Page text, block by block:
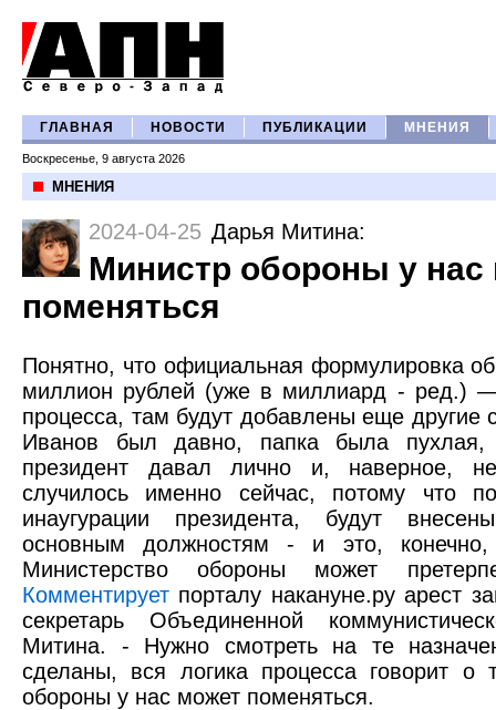
ГЛАВНАЯ НОВОСТИ ПУБЛИКАЦИИ МНЕНИЯ
Воскресенье, 9 августа 2026
МНЕНИЯ
2024-04-25 Дарья Митина:
Министр обороны у нас
поменяться
Понятно, что официальная формулировка
миллион рублей (уже в миллиард - ред.) —
процесса, там будут добавлены еще другие
Иванов был давно, папка была пухлая,
президент давал лично и, наверное,
случилось именно сейчас, потому что
инаугурации президента, будут
основным должностям - и это,
Министерство обороны может
Комментирует порталу накануне.ру арест
секретарь Объединенной
Митина. - Нужно смотреть на те
сделаны, вся логика процесса говорит о
обороны у нас может поменяться.